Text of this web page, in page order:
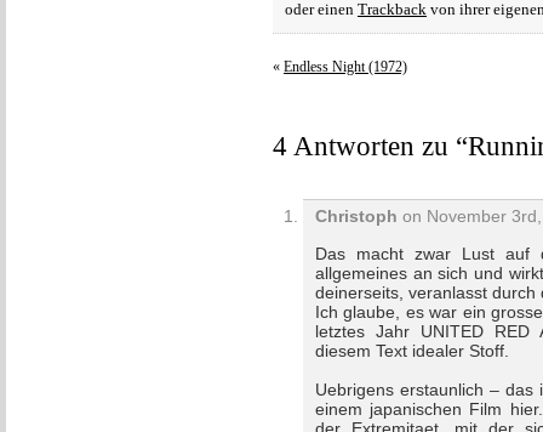
oder einen Trackback von ihrer
« Endless Night (1972)
4 Antworten zu
Christoph on November
Das macht zwar Lust auf
allgemeines an sich und
deinerseits, veranlasst
Ich glaube, es war ein
letztes Jahr UNITED RED
diesem Text idealer Stoff.
Uebrigens erstaunlich –
einem japanischen Film